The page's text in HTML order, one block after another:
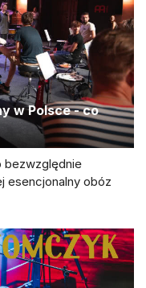
w Polsce - co
bezwzględnie
esencjonalny obóz